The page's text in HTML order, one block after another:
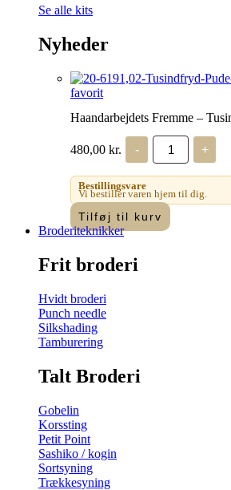
Se alle kits
Nyheder
favorit
Haandarbejdets Fremme –
480,00 kr. -
Haandarbejdets
Fremme
-
Tusindfryd
pude
VO
antal
+
Bestillingsvare
Vi bestiller varen hjem til dig.
Tilføj til kurv
Broderiteknikker
Frit broderi
Hvidt broderi
Punch needle
Silkshading
Tamburering
Talt Broderi
Gobelin
Korssting
Petit Point
Sashiko / kogin
Sortsyning
Trækkesyning